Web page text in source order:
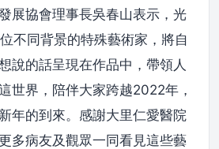
展協會理事長吳春山表示，光
不同背景的特殊藝術家，將自
說的話呈現在作品中，帶領人
世界，陪伴大家跨越2022年，
年的到來。感謝大里仁愛醫院
多病友及觀眾一同看見這些藝